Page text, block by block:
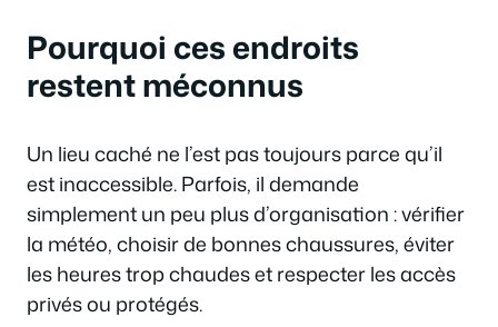
Pourquoi ces endroits
restent méconnus
Un lieu caché ne l’est pas toujours parce qu’il
est inaccessible. Parfois, il demande
simplement un peu plus d’organisation : vérifier
la météo, choisir de bonnes chaussures, éviter
les heures trop chaudes et respecter les accès
privés ou protégés.